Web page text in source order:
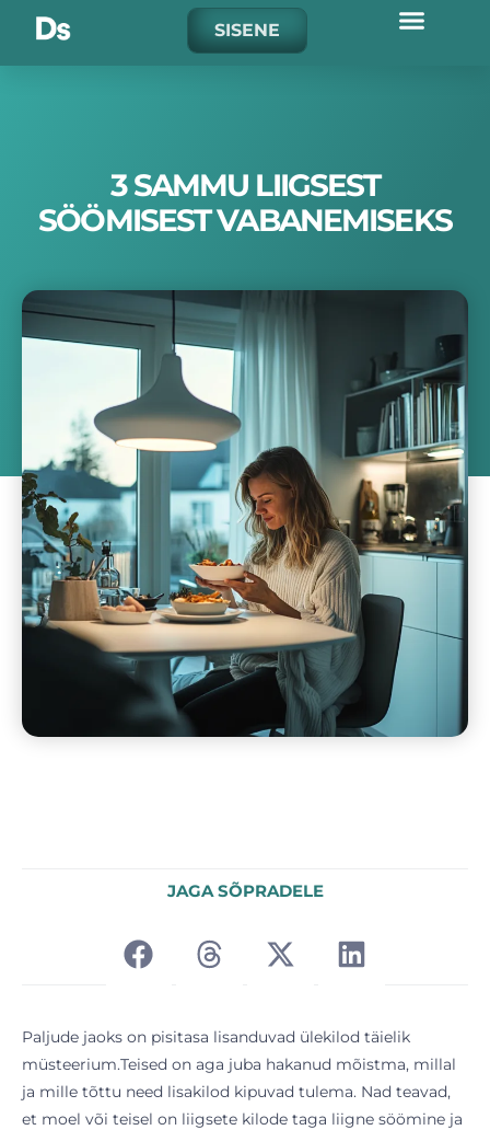
content
SISENE
3 SAMMU LIIGSEST
SÖÖMISEST VABANEMISEKS
JAGA SÕPRADELE
Paljude jaoks on pisitasa lisanduvad ülekilod täielik
müsteerium.Teised on aga juba hakanud mõistma, millal
ja mille tõttu need lisakilod kipuvad tulema. Nad teavad,
et moel või teisel on liigsete kilode taga liigne söömine ja